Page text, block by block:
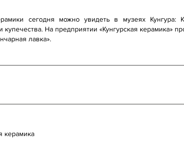
сегодня можно увидеть в музеях Кунгура:
купечества. На предприятии «Кунгурская керамика»
лавка».
керамика